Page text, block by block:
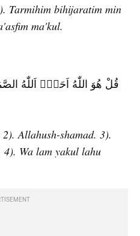
Tarmihim bihijaratim min
ma'kul.
Allahush-shamad. 3).
Wa lam yakul lahu